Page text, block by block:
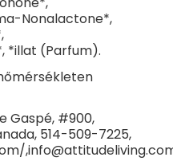
Nonalactone*,
*illat (Parfum).
Gaspé, #900,
514-509-7225,